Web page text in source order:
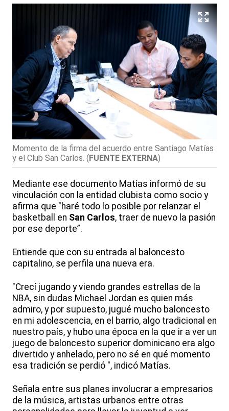
Momento de la firma del acuerdo entre Santiago Matías
y el Club San Carlos. (FUENTE EXTERNA)
Mediante ese documento Matías informó de su
vinculación con la entidad clubista como socio y
afirma que "haré todo lo posible por relanzar el
basketball en San Carlos, traer de nuevo la pasión
por ese deporte”.
Entiende que con su entrada al baloncesto
capitalino, se perfila una nueva era.
"Crecí jugando y viendo grandes estrellas de la
NBA, sin dudas Michael Jordan es quien más
admiro, y por supuesto, jugué mucho baloncesto
en mi adolescencia, en el barrio, algo tradicional en
nuestro país, y hubo una época en la que ir a ver un
juego de baloncesto superior dominicano era algo
divertido y anhelado, pero no sé en qué momento
esa tradición se perdió ", indicó Matías.
Señala entre sus planes involucrar a empresarios
de la música, artistas urbanos entre otras